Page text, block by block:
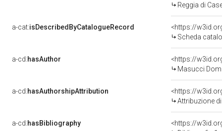
Reggia di
a-cat:isDescribedByCatalogueRecord
<https://
Scheda
a-cd:hasAuthor
<https://
Masucci
a-cd:hasAuthorshipAttribution
<https://
Attribuzione
a-cd:hasBibliography
<https://